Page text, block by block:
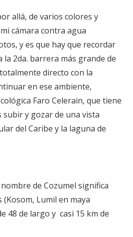
allá, de varios colores y
cámara contra agua
y es que hay que recordar
la 2da. barrera más grande de
directo con la
en ese ambiente,
Faro Celerain, que tiene
y gozar de una vista
del Caribe y la laguna de
de Cozumel significa
Lumil en maya
48 de largo y casi 15 km de